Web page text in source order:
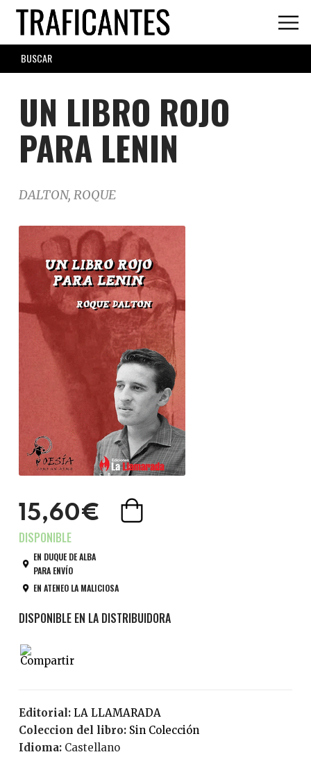
Skip
main
content
SEARCH
FORM
UN LIBRO ROJO
PARA LENIN
DALTON, ROQUE
15,60€
EN DUQUE DE ALBA
PARA ENVÍO
EN ATENEO LA MALICIOSA
Editorial:
LA LLAMARADA
Coleccion del libro:
Sin Colección
Idioma:
Castellano